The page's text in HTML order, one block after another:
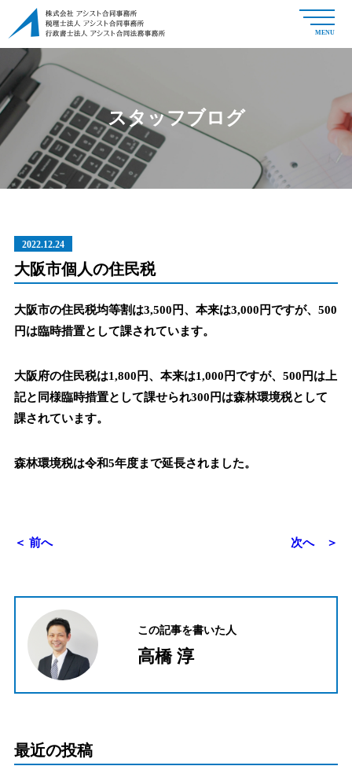
MENU
スタッフブログ
2022.12.24
大阪市個人の住民税
大阪市の住民税均等割は3,500円、本来は3,000円ですが、500
円は臨時措置として課されています。
大阪府の住民税は1,800円、本来は1,000円ですが、500円は上
記と同様臨時措置として課せられ300円は森林環境税として
課されています。
森林環境税は令和5年度まで延長されました。
＜ 前へ 次へ ＞
この記事を書いた人
高橋 淳
最近の投稿